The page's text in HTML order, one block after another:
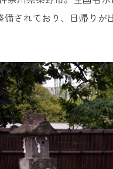
されており、日帰りが